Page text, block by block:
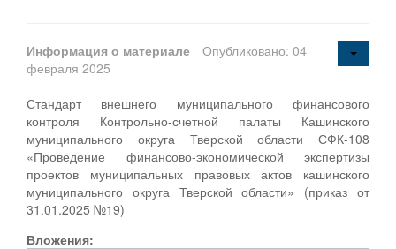
Информация о материале
Опубликовано: 04
февраля 2025
Стандарт внешнего муниципального финансового
контроля Контрольно-счетной палаты Кашинского
муниципального округа Тверской области СФК-108
«Проведение финансово-экономической экспертизы
проектов муниципальных правовых актов кашинского
муниципального округа Тверской области» (приказ от
31.01.2025 №19)
Вложения: